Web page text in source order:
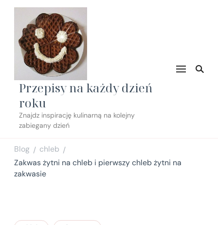
Przepisy na każdy dzień
roku
Znajdz inspirację kulinarną na kolejny
zabiegany dzień
Blog / chleb /
Zakwas żytni na chleb i pierwszy chleb żytni na
zakwasie